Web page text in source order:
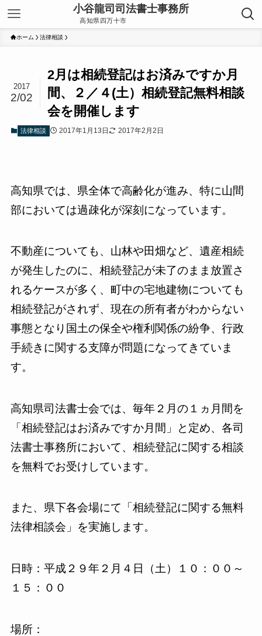
ホーム 法律相談
2月は相続登記はお済みですか月
間、２／４(土）相続登記無料相談
会を開催します
2017
2/02
法律相談 2017年1月13日 2017年2月2日
高知県では、県全体で高齢化が進み、特に山間
部においては過疎化が深刻になっています。
不動産についても、山林や田畑など、遺産相続
が発生したのに、相続登記が未了のまま放置さ
れるケースが多く、町中の宅地建物についても
相続登記がされず、現在の所有者がわからない
事態となり国土の保全や権利関係の紛争、行政
手続きに関する支障が問題になってきていま
す。
高知県司法書士会では、毎年２月の１ヵ月間を
「相続登記はお済みですか月間」と定め、各司
法書士事務所において、相続登記に関する相談
を無料でお受けしています。
また、県下各会場にて「相続登記に関する無料
法律相談会」を実施します。
日時：平成２９年２月４日（土）１０：００～
１５：００
場所：